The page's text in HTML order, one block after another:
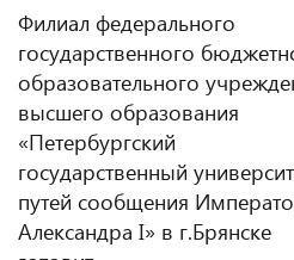
Филиал федерального
государственного
образовательного
высшего образования
«Петербургский
государственный
путей сообщения
Александра I» в г.Брянске